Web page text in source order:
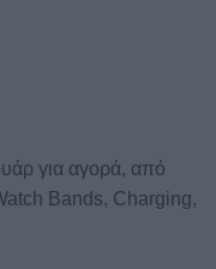
για αγορά, από
Bands, Charging,